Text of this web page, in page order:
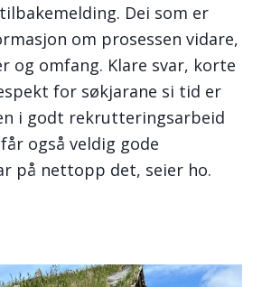
Dei som er
om prosessen vidare,
og omfang. Klare svar, korte
for søkjarane si tid er
i godt rekrutteringsarbeid
også veldig gode
på nettopp det, seier ho.